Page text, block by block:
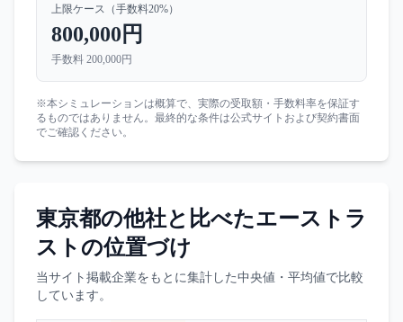
上限ケース（手数料20%）
800,000円
手数料 200,000円
※本シミュレーションは概算で、実際の受取額・手数料率を保証す
るものではありません。最終的な条件は公式サイトおよび契約書面
でご確認ください。
東京都の他社と比べたエーストラ
スト の位置づけ
当サイト掲載企業をもとに集計した中央値・平均値で比較
しています。